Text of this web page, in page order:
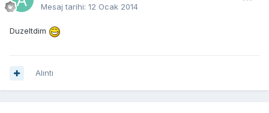
Mesaj tarihi: 12 Ocak 2014
Duzeltdim
Alıntı